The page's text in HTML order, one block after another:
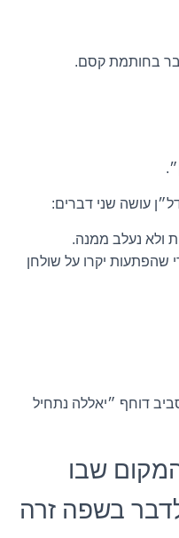
בחותמת קסם.
עושה שני דברים:
ולא נעלב ממנה.
שהפתעות יקרו על שולחן
דוחף ״יאללה נתחיל
שבו
בשפה זרה